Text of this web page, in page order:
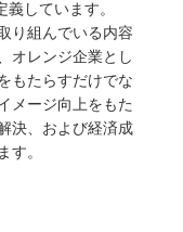
しています。
り組んでいる内容
オレンジ企業とし
もたらすだけでな
メージ向上をもた
決、および経済成
す。